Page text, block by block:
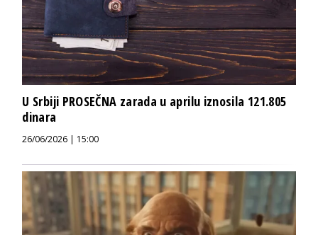
U Srbiji PROSEČNA zarada u aprilu iznosila 121.805
dinara
26/06/2026 | 15:00